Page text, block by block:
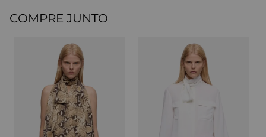
COMPRE JUNTO